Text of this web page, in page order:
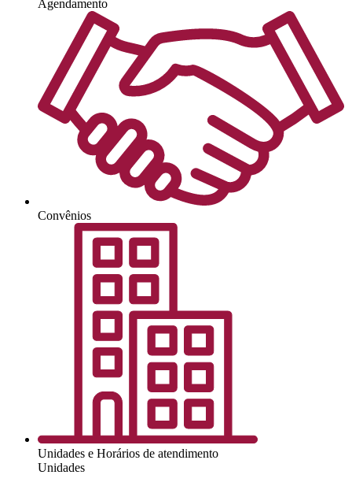
Agendamento
Convênios
Unidades e Horários de atendimento
Unidades